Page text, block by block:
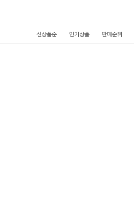
신상품순 인기상품 판매순위